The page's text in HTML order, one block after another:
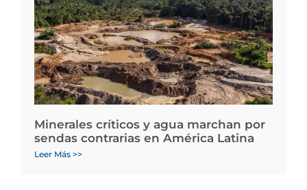
Minerales críticos y agua marchan por
sendas contrarias en América Latina
Leer Más >>